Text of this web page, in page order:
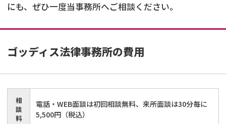
にも、ぜひ一度当事務所へご相談ください。
ゴッディス法律事務所の費用
相
談
料
電話・WEB面談は初回相談無料、来所面談は30分毎に
5,500円（税込）